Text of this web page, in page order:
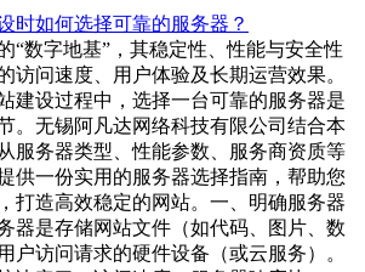
“数字地基”，其稳定性、性能与安全性
访问速度、用户体验及长期运营效果。
建设过程中，选择一台可靠的服务器是
。无锡阿凡达网络科技有限公司结合本
服务器类型、性能参数、服务商资质等
供一份实用的服务器选择指南，帮助您
打造高效稳定的网站。一、明确服务器
器是存储网站文件（如代码、图片、数
户访问请求的硬件设备（或云服务）。